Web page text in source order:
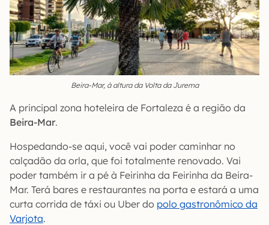
Beira-Mar, à altura da Volta da Jurema
A principal zona hoteleira de Fortaleza é a região da
Beira-Mar.
Hospedando-se aqui, você vai poder caminhar no
calçadão da orla, que foi totalmente renovado. Vai
poder também ir a pé à Feirinha da Feirinha da Beira-
Mar. Terá bares e restaurantes na porta e estará a uma
curta corrida de táxi ou Uber do polo gastronômico da
Varjota.